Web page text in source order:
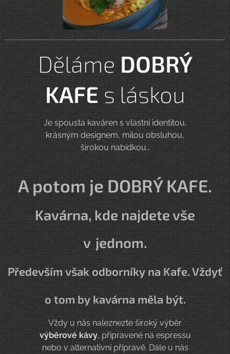
Děláme DOBRÝ
KAFEs láskou
Je spousta kaváren s vlastní identitou,
krásným designem, milou obsluhou,
širokou nabídkou…
A potom je DOBRÝ KAFE.
Kavárna, kde najdete vše
v jednom.
Především však odborníky na Kafe. Vždyť
otom by kavárna měla být.
Vždy u nás naleznezte široký výběr
výběrové kávy, připravené na espressu
nebo v alternativní přípravě. Dále u nás